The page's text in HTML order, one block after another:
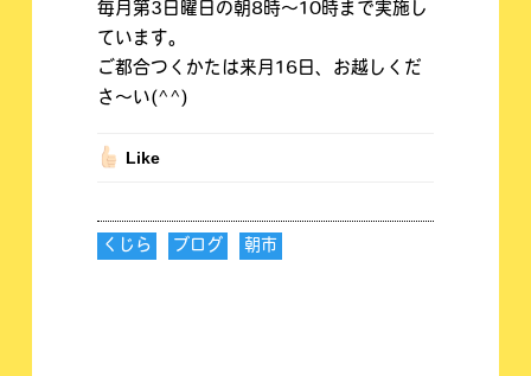
毎月第3日曜日の朝8時〜10時まで実施し
ています。
ご都合つくかたは来月16日、お越しくだ
さ〜い(^^)
Like
くじら ブログ 朝市